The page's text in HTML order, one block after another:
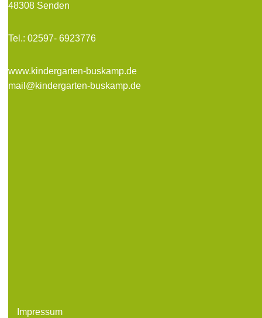
48308 Senden
Tel.: 02597- 6923776
www.kindergarten-buskamp.de
mail@kindergarten-buskamp.de
Impressum